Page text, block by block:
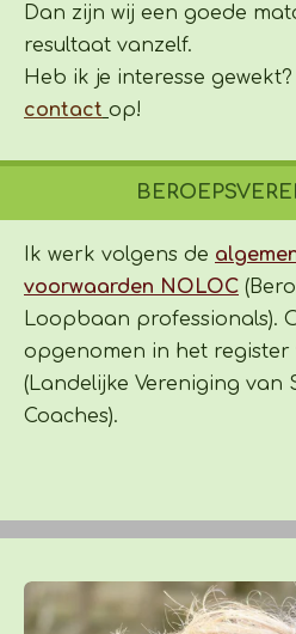
Dan zijn wij een goede
resultaat vanzelf.
Heb ik je interesse
contact op!
Ik werk volgens de
voorwaarden NOLOC
Loopbaan professionals).
opgenomen in het register
(Landelijke Vereniging van
Coaches).